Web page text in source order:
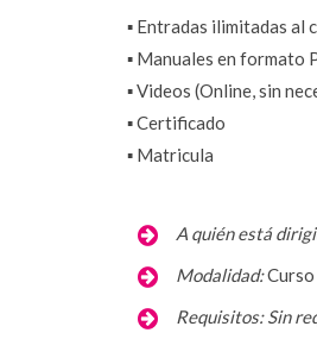
▪️ Entradas ilimitadas al
▪️ Manuales en formato
▪️ Videos (Online, sin
▪️ Certificado
▪️ Matricula
A quién está
Modalidad:
Requisitos: Sin